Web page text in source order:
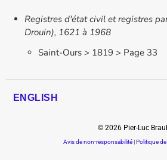
Registres d'état civil et registres
Drouin), 1621 à 1968
Saint-Ours > 1819 > Page 33
ENGLISH
© 2026Pier-Luc
Avis de non-responsabilité|Politique